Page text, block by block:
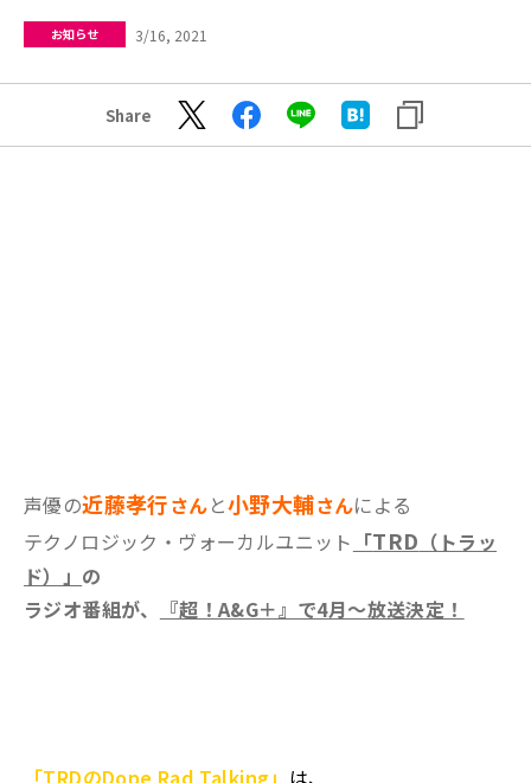
お知らせ 3/16, 2021
Share
声優の近藤孝行さんと小野大輔さんによる
テクノロジック・ヴォーカルユニット 「TRD （トラッ
ド）」 の
ラジオ番組が、
『超！A&G＋』で4月～放送決定！
「TRDのDope Rad Talking」 は、